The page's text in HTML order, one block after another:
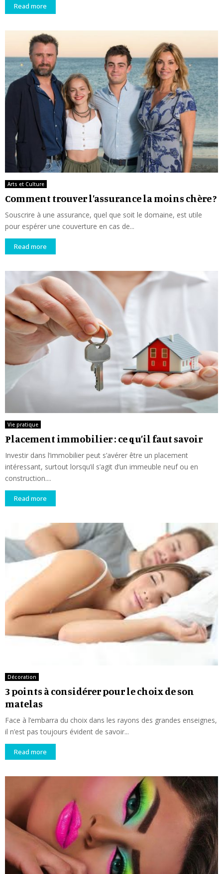
Read more
Arts et Culture
Comment trouver l’assurance la moins chère ?
Souscrire à une assurance, quel que soit le domaine, est utile
pour espérer une couverture en cas de...
Read more
Vie pratique
Placement immobilier : ce qu’il faut savoir
Investir dans l’immobilier peut s’avérer être un placement
intéressant, surtout lorsqu’il s’agit d’un immeuble neuf ou en
construction....
Read more
Décoration
3 points à considérer pour le choix de son
matelas
Face à l’embarra du choix dans les rayons des grandes enseignes,
il n’est pas toujours évident de savoir...
Read more